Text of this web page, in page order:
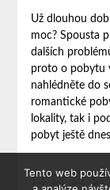
Už dlouhou
moc? Spousta
dalších
proto o pobytu
nahlédněte do
romantické
lokality, tak i
pobyt ještě
Tento web